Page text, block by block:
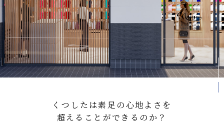
くつしたは素足の心地よさを
超えることができるのか？